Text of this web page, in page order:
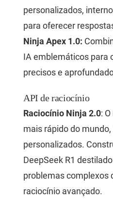
personalizados,
para oferecer
Ninja Apex 1.0:
IA emblemáticos para
precisos e
API de raciocínio
Raciocínio Ninja 2.0:
mais rápido do
personalizados.
DeepSeek R1
problemas complexos
raciocínio avançado.